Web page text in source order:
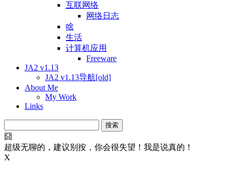
互联网络
网络日志
啥
生活
计算机应用
Freeware
JA2 v1.13
JA2 v1.13导航[old]
About Me
My Work
Links
索：
囧
超级无聊的，建议别按，你会很失望！我是说真的！
X